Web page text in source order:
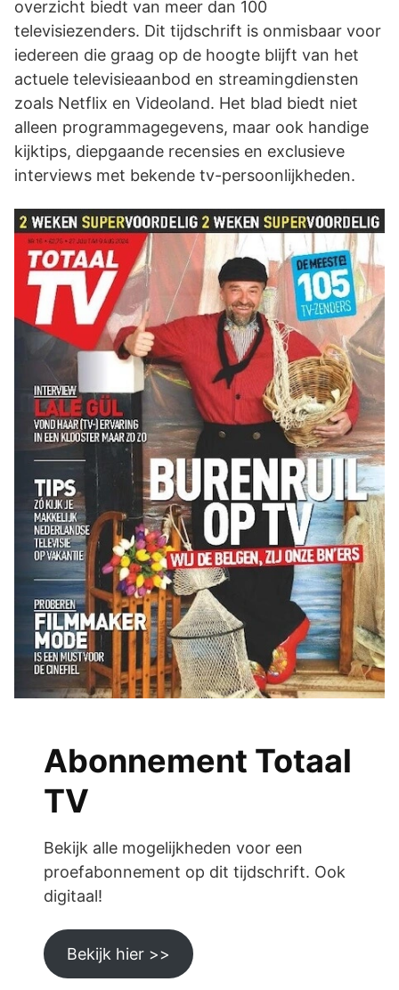
overzicht biedt van meer dan 100
televisiezenders. Dit tijdschrift is onmisbaar voor
iedereen die graag op de hoogte blijft van het
actuele televisieaanbod en streamingdiensten
zoals Netflix en Videoland. Het blad biedt niet
alleen programmagegevens, maar ook handige
kijktips, diepgaande recensies en exclusieve
interviews met bekende tv-persoonlijkheden.
Abonnement Totaal
TV
Bekijk alle mogelijkheden voor een
proefabonnement op dit tijdschrift. Ook
digitaal!
Bekijk hier >>